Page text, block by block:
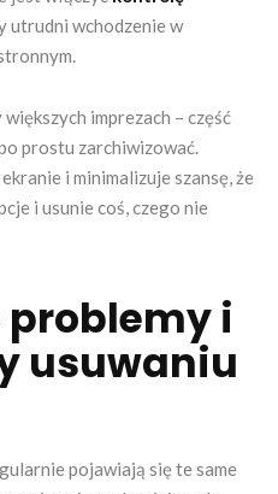
utrudni wchodzenie w
imprezach – część
prostu zarchiwizować.
i minimalizuje szansę, że
i usunie coś, czego nie
problemy i
usuwaniu
pojawiają się te same